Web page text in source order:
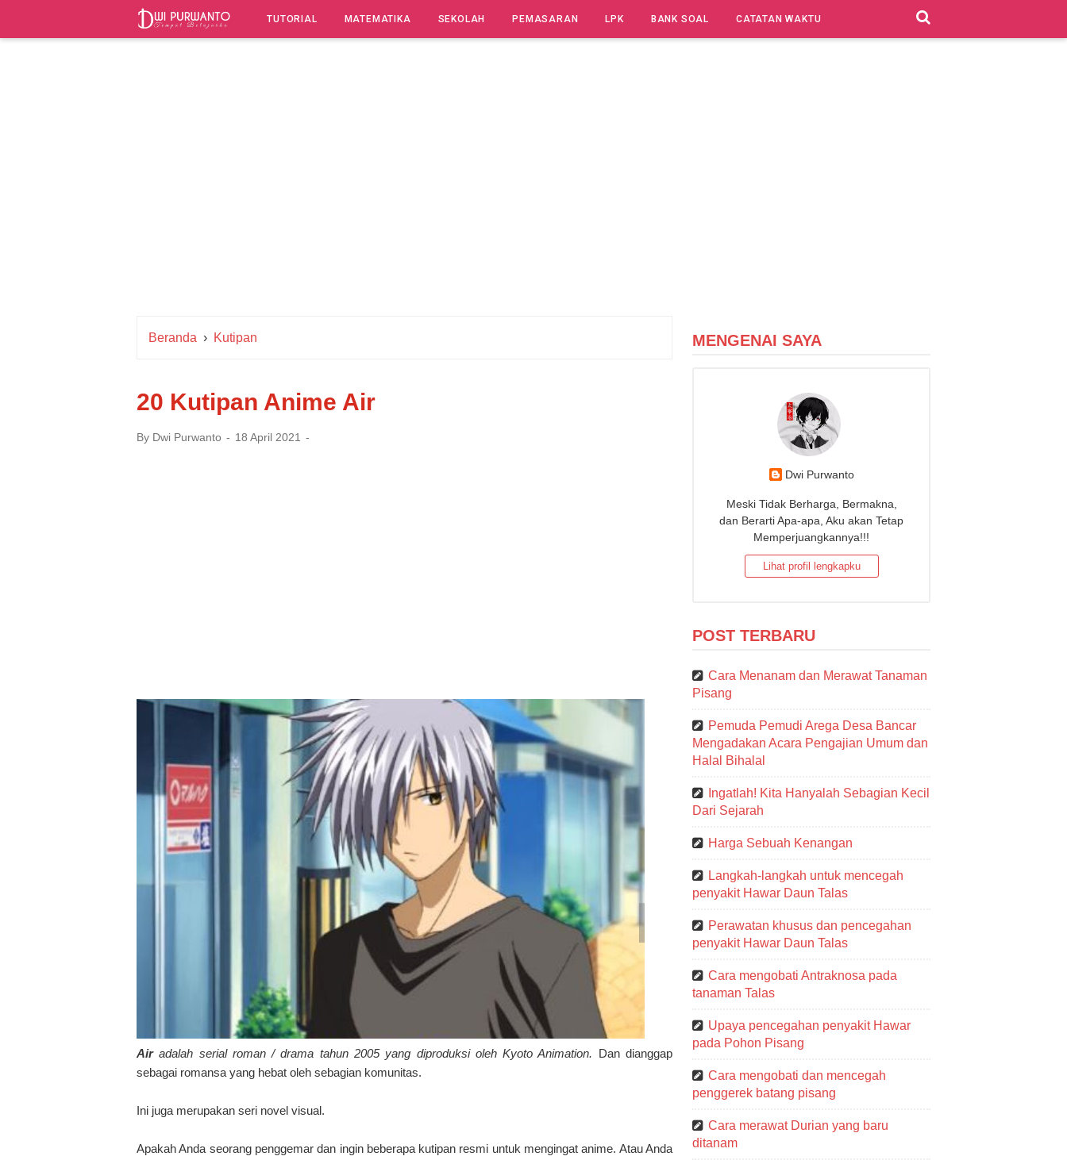
TUTORIAL MATEMATIKA SEKOLAH PEMASARAN LPK BANK SOAL CATATAN WAKTU
Beranda › Kutipan
20 Kutipan Anime Air
By Dwi Purwanto 18 April 2021
Airadalah serial roman / drama tahun 2005 yang diproduksi oleh Kyoto Animation. Dan dianggap
sebagai romansa yang hebat oleh sebagian komunitas.
Ini juga merupakan seri novel visual.
Apakah Anda seorang penggemar dan ingin beberapa kutipan resmi untuk mengingat anime. Atau Anda
MENGENAI SAYA
Dwi Purwanto
Meski Tidak Berharga, Bermakna,
dan Berarti Apa-apa, Aku akan Tetap
Memperjuangkannya!!!
Lihat profil lengkapku
POST TERBARU
Cara Menanam dan Merawat Tanaman
Pisang
Pemuda Pemudi Arega Desa Bancar
Mengadakan Acara Pengajian Umum dan
Halal Bihalal
Ingatlah! Kita Hanyalah Sebagian Kecil
Dari Sejarah
Harga Sebuah Kenangan
Langkah-langkah untuk mencegah
penyakit Hawar Daun Talas
Perawatan khusus dan pencegahan
penyakit Hawar Daun Talas
Cara mengobati Antraknosa pada
tanaman Talas
Upaya pencegahan penyakit Hawar
pada Pohon Pisang
Cara mengobati dan mencegah
penggerek batang pisang
Cara merawat Durian yang baru
ditanam